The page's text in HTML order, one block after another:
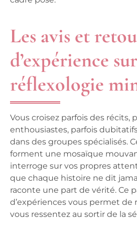
Les avis et
d’expérience
réflexologie
Vous croisez parfois des récits,
enthousiastes, parfois
dans des groupes spécialisés.
forment une mosaïque
interroge sur vos propres
que chaque histoire ne dit
raconte une part de vérité. Ce
d’expériences vous permet de
vous ressentez au sortir de la